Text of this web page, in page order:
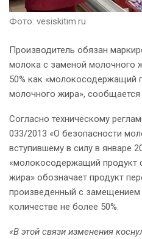
Фото: vesiskitim.ru
Производитель обязан
молока с заменой молочного
50% как «молокосодержащий
молочного жира», сообщается
Согласно техническому
033/2013 «О безопасности
вступившему в силу в январе
«молокосодержащий продукт
жира» обозначает продукт
произведенный с
количестве не более 50%.
«В этой связи изменения